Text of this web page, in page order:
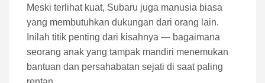
Meski terlihat kuat, Subaru juga manusia biasa
yang membutuhkan dukungan dari orang lain.
Inilah titik penting dari kisahnya — bagaimana
seorang anak yang tampak mandiri menemukan
bantuan dan persahabatan sejati di saat paling